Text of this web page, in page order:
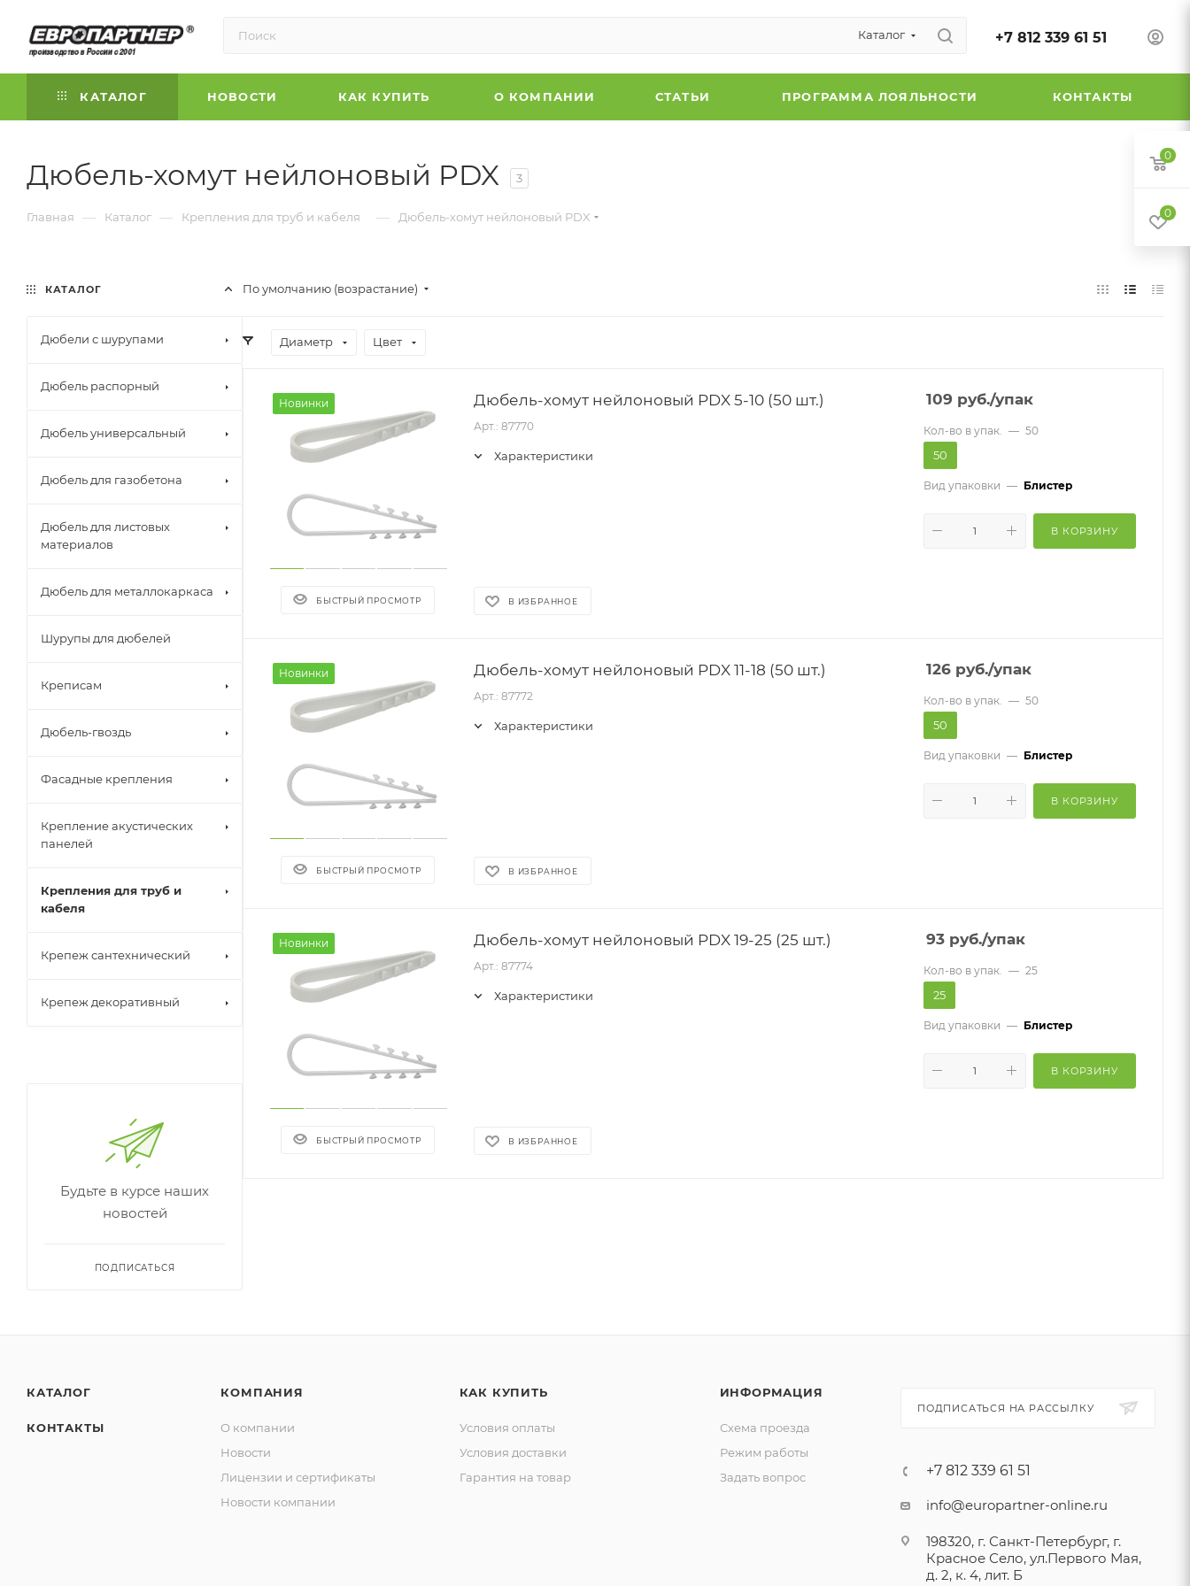
Каталог +7 812 339 61 51
КАТАЛОГ НОВОСТИ КАК КУПИТЬ О КОМПАНИИ СТАТЬИ ПРОГРАММА ЛОЯЛЬНОСТИ КОНТАКТЫ
Дюбель-хомут нейлоновый PDX 3
Главная — Каталог — Крепления для труб и кабеля — Дюбель-хомут нейлоновый PDX
По умолчанию (возрастание)
Диаметр Цвет
Новинки
БЫСТРЫЙ ПРОСМОТР
Дюбель-хомут нейлоновый PDX 5-10 (50 шт.)
Арт.: 87770
Характеристики
В ИЗБРАННОЕ
109 руб./упак
Кол-во в упак. — 50
50
Вид упаковки — Блистер
В КОРЗИНУ
Новинки
БЫСТРЫЙ ПРОСМОТР
Дюбель-хомут нейлоновый PDX 11-18 (50 шт.)
Арт.: 87772
Характеристики
В ИЗБРАННОЕ
126 руб./упак
Кол-во в упак. — 50
50
Вид упаковки — Блистер
В КОРЗИНУ
Новинки
БЫСТРЫЙ ПРОСМОТР
Дюбель-хомут нейлоновый PDX 19-25 (25 шт.)
Арт.: 87774
Характеристики
В ИЗБРАННОЕ
93 руб./упак
Кол-во в упак. — 25
25
Вид упаковки — Блистер
В КОРЗИНУ
КАТАЛОГ
Дюбели с шурупами
Дюбель распорный
Дюбель универсальный
Дюбель для газобетона
Дюбель для листовых
материалов
Дюбель для металлокаркаса
Шурупы для дюбелей
Креписам
Дюбель-гвоздь
Фасадные крепления
Крепление акустических
панелей
Крепления для труб и
кабеля
Крепеж сантехнический
Крепеж декоративный
Будьте в курсе наших
новостей
ПОДПИСАТЬСЯ
КАТАЛОГ
КОНТАКТЫ
КОМПАНИЯ
О компании
Новости
Лицензии и сертификаты
Новости компании
КАК КУПИТЬ
Условия оплаты
Условия доставки
Гарантия на товар
ИНФОРМАЦИЯ
Схема проезда
Режим работы
Задать вопрос
ПОДПИСАТЬСЯ НА РАССЫЛКУ
+7 812 339 61 51
info@europartner-online.ru
198320, г. Санкт-Петербург, г.
Красное Село, ул.Первого Мая,
д. 2, к. 4, лит. Б
0
0